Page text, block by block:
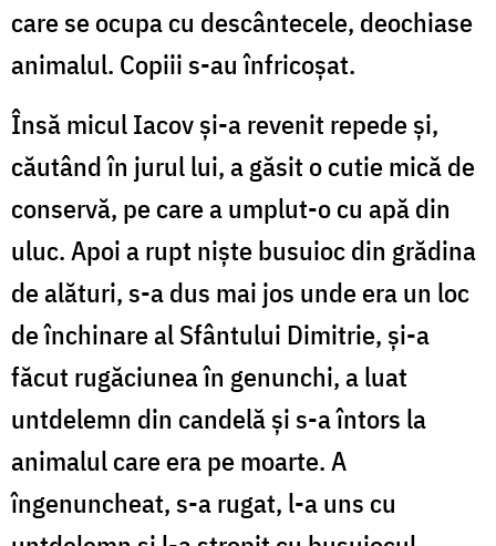
care se ocupa cu descântecele, deochiase
animalul. Copiii s-au înfricoşat.
Însă micul Iacov şi-a revenit repede şi,
căutând în jurul lui, a găsit o cutie mică de
conservă, pe care a umplut-o cu apă din
uluc. Apoi a rupt nişte busuioc din grădina
de alături, s-a dus mai jos unde era un loc
de închinare al Sfântului Dimitrie, şi-a
făcut rugăciunea în genunchi, a luat
untdelemn din candelă şi s-a întors la
animalul care era pe moarte. A
îngenuncheat, s-a rugat, l-a uns cu